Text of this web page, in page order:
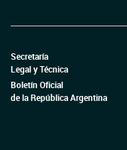
Secretaría
Legal y Técnica
Boletín Oficial
de la República Argentina